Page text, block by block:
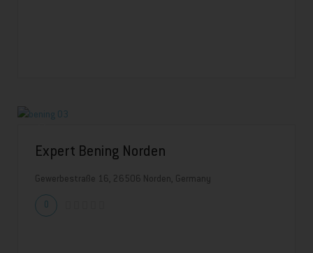
Expert Bening Norden
Gewerbestraße 16, 26506 Norden, Germany
0